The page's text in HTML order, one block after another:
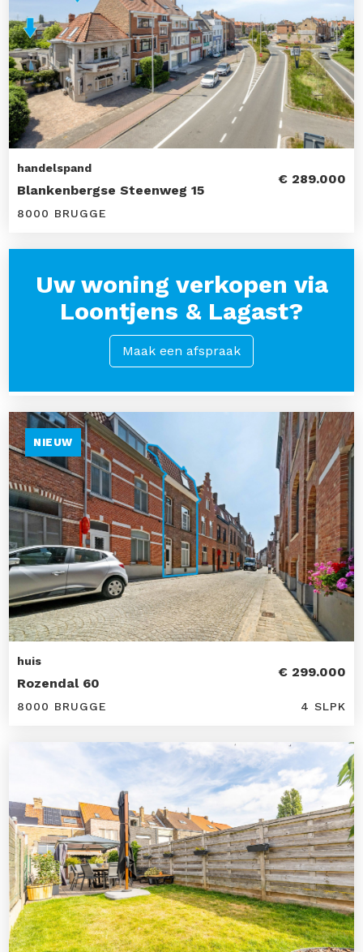
handelspand
Blankenbergse Steenweg 15
€ 289.000
8000 BRUGGE
Uw woning verkopen via
Loontjens & Lagast?
Maak een afspraak
NIEUW
huis
Rozendal 60
€ 299.000
8000 BRUGGE 4 SLPK